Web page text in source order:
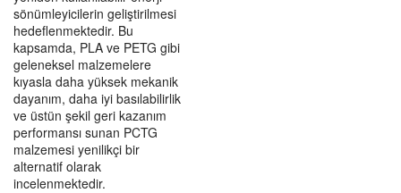
sönümleyicilerin geliştirilmesi
hedeflenmektedir. Bu
kapsamda, PLA ve PETG gibi
geleneksel malzemelere
kıyasla daha yüksek mekanik
dayanım, daha iyi basılabilirlik
ve üstün şekil geri kazanım
performansı sunan PCTG
malzemesi yenilikçi bir
alternatif olarak
incelenmektedir.